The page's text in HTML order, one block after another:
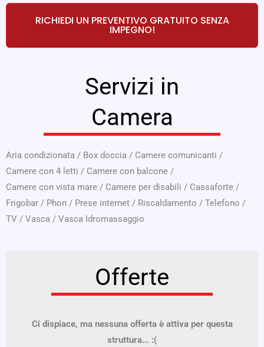
RICHIEDI UN PREVENTIVO GRATUITO SENZA
IMPEGNO!
Servizi in
Camera
Aria condizionata / Box doccia / Camere comunicanti /
Camere con 4 letti / Camere con balcone /
Camere con vista mare / Camere per disabili / Cassaforte /
Frigobar / Phon / Prese internet / Riscaldamento / Telefono /
TV / Vasca / Vasca Idromassaggio
Offerte
Ci dispiace, ma nessuna offerta è attiva per questa
struttura... :(